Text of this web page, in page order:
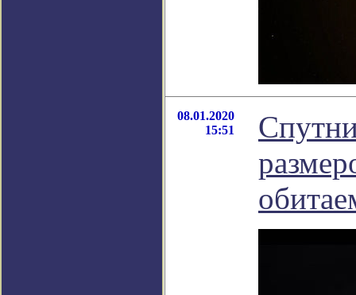
08.01.2020
15:51